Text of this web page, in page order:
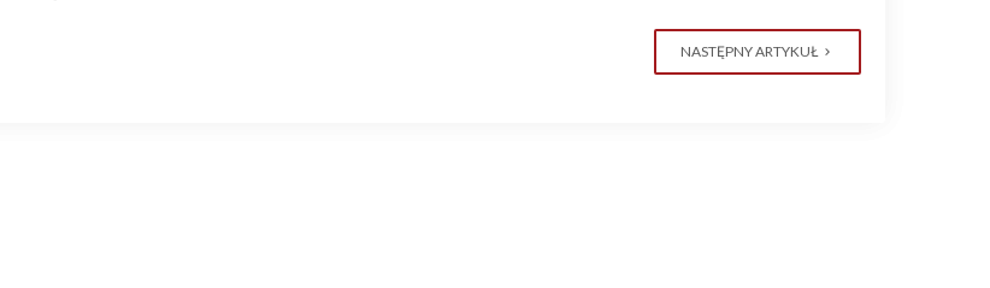
NASTĘPNY ARTYKUŁ